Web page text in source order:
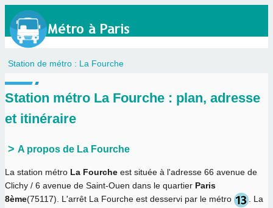
Station de métro : La Fourche
Station métro La Fourche : plan, adresse
et itinéraire
A propos de La Fourche
La station métro La Fourche est située à l'adresse 66 avenue de
Clichy / 6 avenue de Saint-Ouen dans le quartier Paris
8ème(75117). L'arrêt La Fourche est desservi par le métro
. La